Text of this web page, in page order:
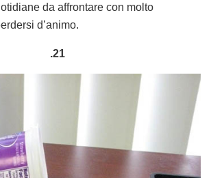
da affrontare con molto
d’animo.
.21